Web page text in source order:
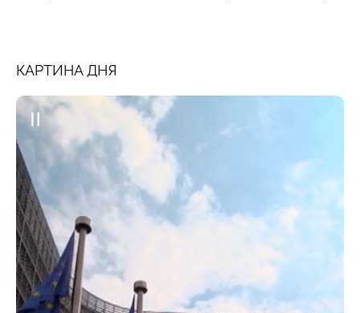
КАРТИНА ДНЯ